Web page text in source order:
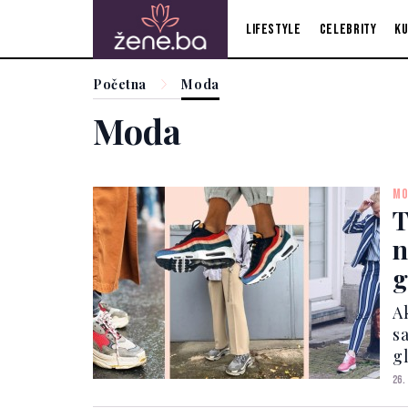
Lifestyle Celebrity
Početna Moda
Moda
26.